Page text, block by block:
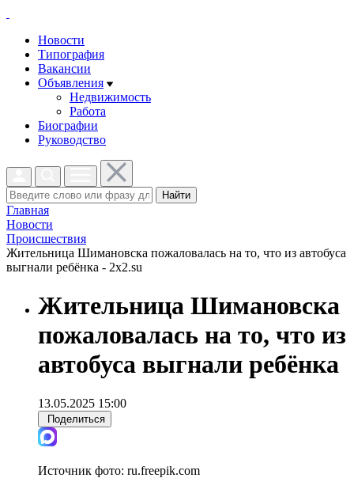
Новости
Типография
Вакансии
Объявления
Недвижимость
Работа
Биографии
Руководство
Найти
Главная
Новости
Проиcшествия
Жительница Шимановска пожаловалась на то, что из автобуса
выгнали ребёнка - 2x2.su
Жительница Шимановска
пожаловалась на то, что из
автобуса выгнали ребёнка
13.05.2025 15:00
Поделиться
Источник фото: ru.freepik.com